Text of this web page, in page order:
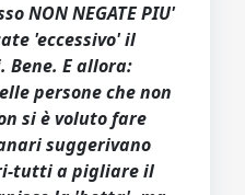
NON NEGATE PIU'
'eccessivo' il
Bene. E allora:
persone che non
si è voluto fare
suggerivano
tutti a pigliare il